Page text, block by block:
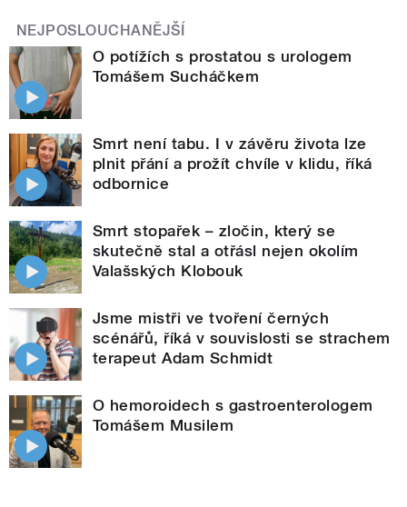
NEJPOSLOUCHANĚJŠÍ
O potížích s prostatou s urologem
Tomášem Sucháčkem
Smrt není tabu. I v závěru života lze
plnit přání a prožít chvíle v klidu, říká
odbornice
Smrt stopařek – zločin, který se
skutečně stal a otřásl nejen okolím
Valašských Klobouk
Jsme mistři ve tvoření černých
scénářů, říká v souvislosti se strachem
terapeut Adam Schmidt
O hemoroidech s gastroenterologem
Tomášem Musilem